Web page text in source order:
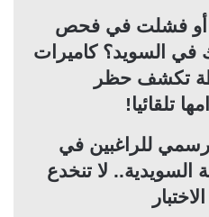
ل
ب
ق
ة
فشلت في فحص
في السويد؟ كاميرات
تكشف حظر
تلقائيا!
للراغبين في
السويدية.. لا تنخدع